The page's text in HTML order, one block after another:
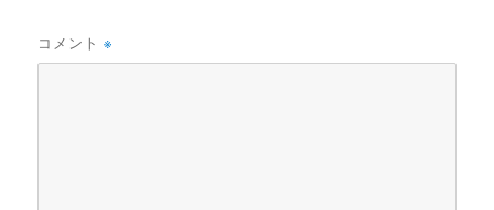
コメント※